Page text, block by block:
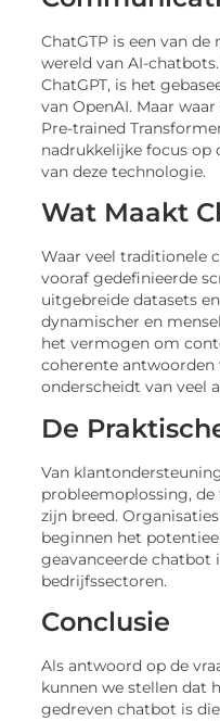
ChatGTP is een van
wereld van AI-
ChatGPT, is het
van OpenAI. Maar
Pre-trained
nadrukkelijke focus op
van deze technologie.
Wat Maakt
Waar veel traditionele
vooraf gedefinieerde
uitgebreide datasets
dynamischer en
het vermogen om
coherente antwoorden
onderscheidt van veel
De
Van
probleemoplossing, de
zijn breed.
beginnen het
geavanceerde chatbot
bedrijfssectoren.
Conclusie
Als antwoord op de
kunnen we stellen dat
gedreven chatbot is